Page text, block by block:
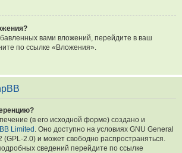
вами вложений, перейдите в ваш
по ссылке «Вложения».
(в его исходной форме) создано и
Limited . Оно доступно на условиях GNU General
(GPL-2.0) и может свободно распространяться.
сведений перейдите по ссылке